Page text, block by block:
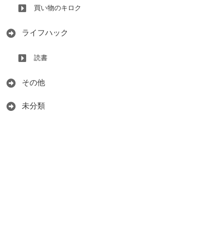
買い物のキロク
ライフハック
読書
その他
未分類